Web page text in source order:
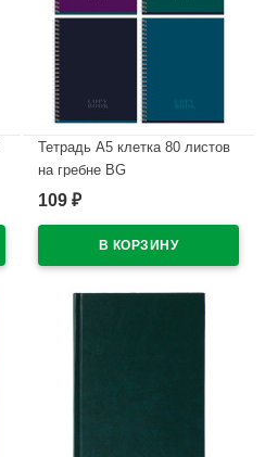
Тетрадь А5 клетка 80 листов
на гребне BG
Однотонный.Темный ассорти
109 ₽